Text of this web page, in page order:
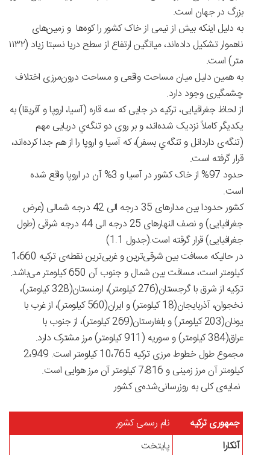
بزرگ در جهان است.
به دلیل اینکه بیش از نیمی از خاک کشور را کوه‌ها و زمین‌های
ناهموار تشکیل داده‌اند، میانگین ارتفاع از سطح دریا نسبتا زیاد (۱۱۳۲
متر) است.
به همین دلیل میان مساحت واقعی و مساحت درون‌مرزی اختلاف
چشمگیری وجود دارد.
از لحاظ جغرافیایی، ترکیه در جایی که سه قاره (آسیا، اروپا و آفریقا) به
یکدیگر کاملاً نزدیک شده‌اند، و بر روی دو تنگه‌ي دریایی مهم
(تنگه‌ی داردانل و تنگه‌ي بسفر)، که آسیا و اروپا را از هم جدا کرده‌اند،
قرار گرفته‌ است.
حدود 97% از خاک کشور در آسیا و 3% آن در اروپا واقع شده
است.
کشور حدودا بین مدارهای 35 درجه الی 42 درجه شمالی (عرض
جغرافیایی) و نصف النهارهای 25 درجه الی 44 درجه شرقی (طول
جغرافیایی) قرار گرقته است.(جدول 1.1)
در حالیکه مسافت بین شرقی‌ترین و غربی‌ترین نقطه‌ی ترکیه 1،660
کیلومتر است، مسافت بین شمال و جنوب آن 650 کیلومتر می‌باشد.
ترکیه از شرق با گرجستان(276 کیلومتر)، ارمنستان(328 کیلومتر)،
نخجوان، آذربایجان(18 کیلومتر) و ایران(560 کیلومتر)، از غرب با
یونان(203 کیلومتر) و بلغارستان(269 کیلومتر)، از جنوب با
عراق(384 کیلومتر) و سوریه (911 کیلومتر) مرز مشترک دارد.
مجموع طول خطوط مرزی ترکیه 10،765 کیلومتر است. 2،949
کیلومتر آن مرز زمینی و 7،816 کیلومتر آن مرز هوایی است.
نمایه‌ی کلی به روزرسانی‌شده‌ی کشور
جمهوری ترکیه
نام رسمی کشور
آنکارا
پایتخت